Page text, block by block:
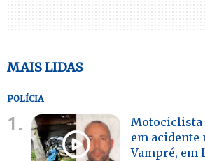
MAIS LIDAS
POLÍCIA
1.
Motociclista
em acidente
Vampré, em